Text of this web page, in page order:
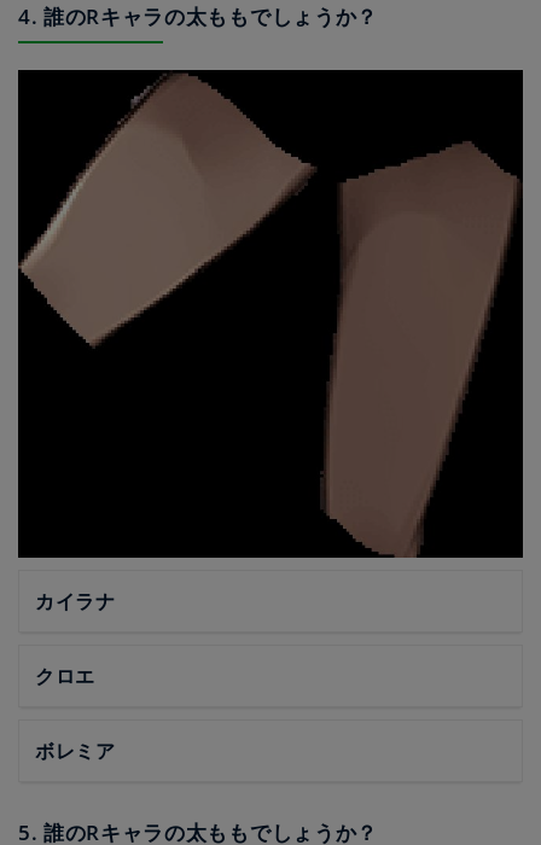
4. 誰のRキャラの太ももでしょうか？
カイラナ
クロエ
ボレミア
5. 誰のRキャラの太ももでしょうか？